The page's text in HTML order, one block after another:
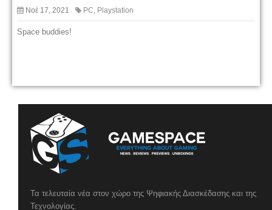
Νοέ 17, 2021 PC, Playstation
Space buddies!
Τα τελευταία νέα στον χώρο της Ψηφιακής Διασκέδασης και της
Τεχνολογίας.